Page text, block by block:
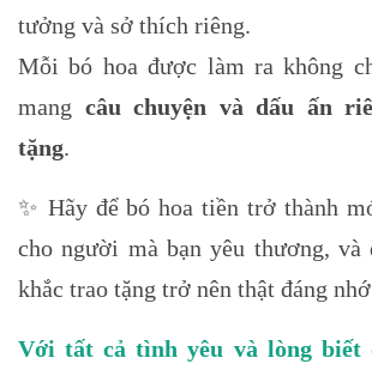
tưởng và sở thích riêng.
Mỗi bó hoa được làm ra không
mang câu chuyện và dấu ấn
tặng.
✨ Hãy để bó hoa tiền trở thành
cho người mà bạn yêu thương, và
khắc trao tặng trở nên thật đáng
Với tất cả tình yêu và lòng biết